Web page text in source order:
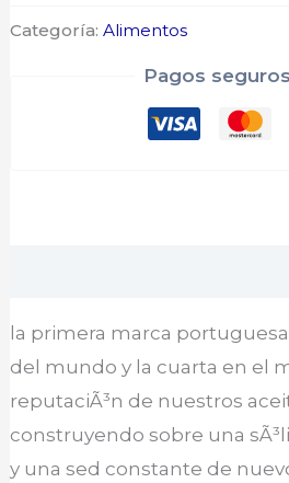
Categoría:Alimentos
Pagos
la primera marca
del mundo y la cuarta en el
reputaciÃ³n de nuestros
construyendo sobre una
y una sed constante de